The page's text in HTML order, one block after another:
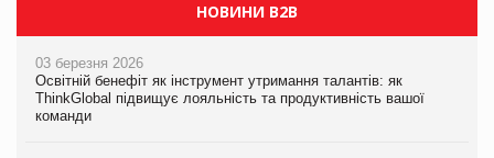
НОВИНИ B2B
03 березня 2026
Освітній бенефіт як інструмент утримання талантів: як
ThinkGlobal підвищує лояльність та продуктивність вашої
команди